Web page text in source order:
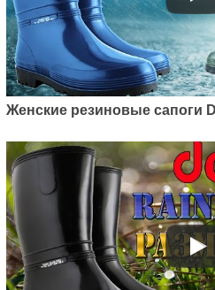
Женские резиновые сапоги